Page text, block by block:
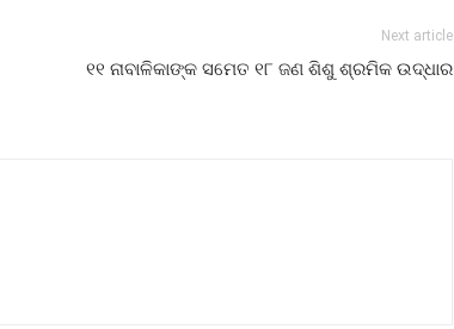
Next article
୧୧ ନାବାଳିକାଙ୍କ ସମେତ ୧୮ ଜଣ ଶିଶୁ ଶ୍ରମିକ ଉଦ୍ଧାର